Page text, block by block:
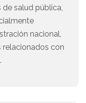
salud pública,
nacional,
relacionados con